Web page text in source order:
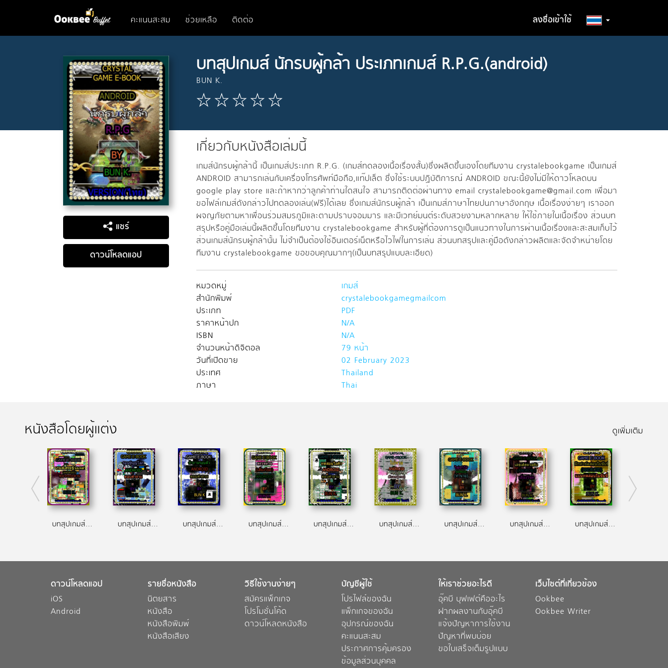
คะแนนสะสม ช่วยเหลือ ติดต่อ ลงชื่อเข้าใช้
แชร์
ดาวน์โหลดแอป
บทสุปเกมส์ นักรบผู้กล้า ประเภทเกมส์ R.P.G.(android)
BUN K.
เกี่ยวกับหนังสือเล่มนี้
เกมส์นักรบผู้กล้านี้ เป็นเกมส์ประเภท R.P.G. (เกมส์ทดลองเนื้อเรื่องสั้น)ซึ่งผลิตขึ้นเองโดยทีมงาน crystalebookgame เป็นเกมส์
ANDROID สามารถเล่นกับเครื่องโทรศัพท์มือถือ,แท๊ปเล็ต ซึ่งใช้ระบบปฏิบัติการณ์ ANDROID ขณะนี้ยังไม่มีให้ดาวโหลดบน
google play store และถ้าหากว่าลูกค้าท่านใดสนใจ สามารถติดต่อผ่านทาง email crystalebookgame@gmail.com เพื่อมา
ขอไฟล์เกมส์ดังกล่าวไปทดลองเล่น(ฟรี)ได้เลย ซึ่งเกมส์นักรบผู้กล้า เป็นเกมส์ภาษาไทยปนภาษาอังกฤษ เนื้อเรื่องง่ายๆ เราออก
ผจญภัยตามหาเพื่อนร่วมสมรภูมิและตามปราบจอมมาร และมีเวทย์มนต์ระดับสวยงามหลากหลาย ให้ใช้ภายในเนื้อเรื่อง ส่วนบท
สรุปหรือคู่มือเล่มนี้ผลิตขึ้นโดยทีมงาน crystalebookgame สำหรับผู้ที่ต้องการดูเป็นแนวทางในการผ่านเนื้อเรื่องและสะสมเก็บไว้
ส่วนเกมส์นักรบผู้กล้านั้น ไม่จำเป็นต้องใช้อินเตอร์เน็ตหรือไวไฟในการเล่น ส่วนบทสรุปและคู่มือดังกล่าวผลิตและจัดจำหน่ายโดย
ทีมงาน crystalebookgame ขอขอบคุณมากๆ(เป็นบทสรุปแบบละเอียด)
หมวดหมู่
เกมส์
สำนักพิมพ์
crystalebookgamegmailcom
ประเภท
PDF
ราคาหน้าปก
N/A
ISBN
N/A
จำนวนหน้าดิจิตอล
79 หน้า
วันที่เปิดขาย
02 February 2023
ประเทศ
Thailand
ภาษา
Thai
หนังสือโดยผู้แต่ง ดูเพิ่มเติม
บทสุปเกมส์ เกมส์เศรษฐีวงเหล้า ประเภทเกมส์ หมากกระดาน(android) บทสุปเกมส์ รอบรู้ชาติทั่วโลก ประเภทเกมส์ ตอบคำถาม(android) บทสุปเกมส์ คำถามรอบตัว ประเภทเกมส์ ตอบคำถาม(android) บทสุปเกมส์ ตรวจหวย ประเภทเกมส์ เสี่ยงโชค(android) บทสุปเกมส์ ทดสอบไอคิว ประเภทเกมส์ ตอบคำถาม(android) บทสุปเกมส์ ทักทาย,ใบ้หวย ประเภทเกมส์ ทักทาย,ตัวเลข(หวย)(android) บทสุปเกมส์ ไพ่ทาโร่ ประเภทเกมส์ ทำนาย(android) บทสุปเกมส์ เลขเด็ดหวยดัง ประเภทเกมส์ เสี่ยงโชค(android) บทสุปเกมส์ ฝึกทำข้อสอบใบขับขี่ ประเภทเกมส์ แบบทดสอบใบขับขี่(android)
ดาวน์โหลดแอป
iOS
Android
รายชื่อหนังสือ
นิตยสาร
หนังสือ
หนังสือพิมพ์
หนังสือเสียง
วิธีใช้งานง่ายๆ
สมัครแพ็กเกจ
โปรโมชั่นโค้ด
ดาวน์โหลดหนังสือ
บัญชีผู้ใช้
โปรไฟล์ของฉัน
แพ็กเกจของฉัน
อุปกรณ์ของฉัน
คะแนนสะสม
ประกาศการคุ้มครอง
ข้อมูลส่วนบุคคล
ให้เราช่วยอะไรดี
อุ๊คบี บุฟเฟต์คืออะไร
ฝากผลงานกับอุ๊คบี
แจ้งปัญหาการใช้งาน
ปัญหาที่พบบ่อย
ขอใบเสร็จเต็มรูปแบบ
เว็บไซต์ที่เกี่ยวข้อง
Ookbee
Ookbee Writer